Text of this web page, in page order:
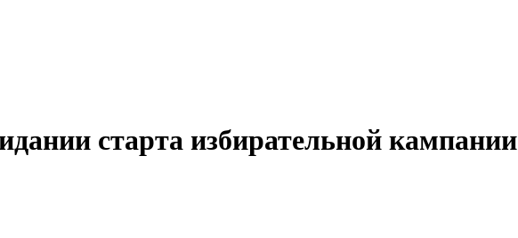
старта избирательной кампании